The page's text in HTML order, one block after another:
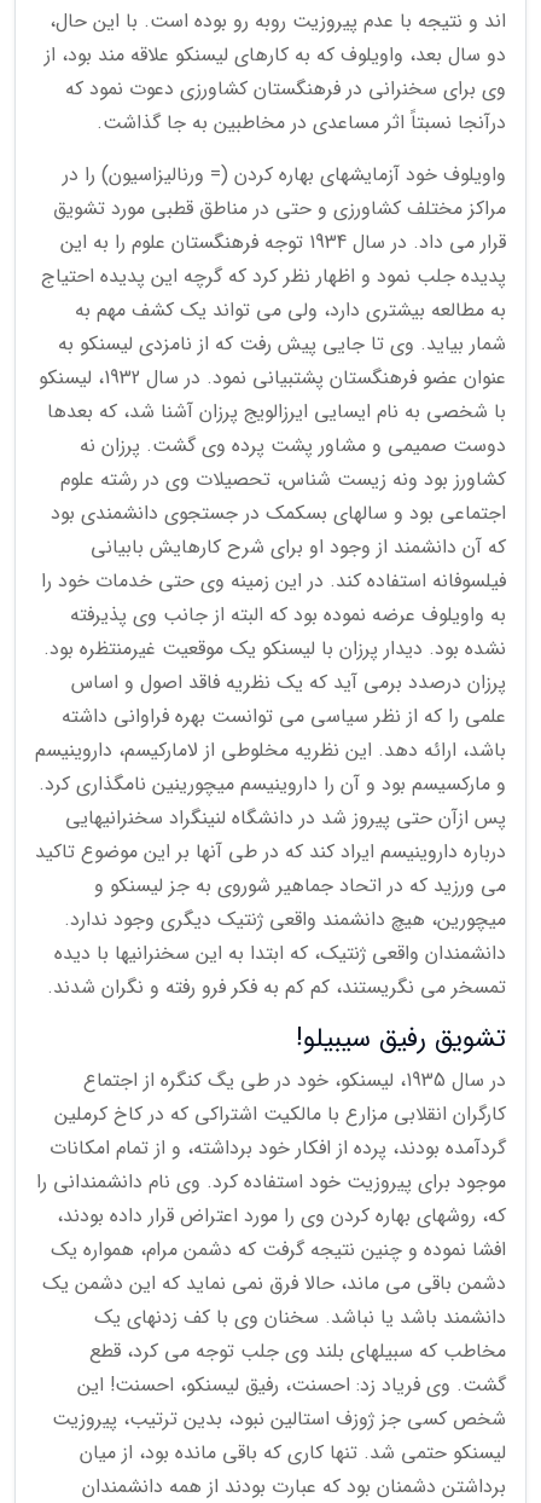
اند و نتیجه با عدم پیروزیت روبه رو بوده است. با این حال،
دو سال بعد، واویلوف که به کارهای لیسنکو علاقه مند بود، از
وی برای سخنرانی در فرهنگستان کشاورزی دعوت نمود که
درآنجا نسبتاً اثر مساعدی در مخاطبین به جا گذاشت.
واویلوف خود آزمایشهای بهاره کردن (= ورنالیزاسیون) را در
مراکز مختلف کشاورزی و حتی در مناطق قطبی مورد تشویق
قرار می داد. در سال 1934 توجه فرهنگستان علوم را به این
پدیده جلب نمود و اظهار نظر کرد که گرچه این پدیده احتیاج
به مطالعه بیشتری دارد، ولی می تواند یک کشف مهم به
شمار بیاید. وی تا جایی پیش رفت که از نامزدی لیسنکو به
عنوان عضو فرهنگستان پشتبیانی نمود. در سال 1932، لیسنکو
با شخصی به نام ایسایی ایرزالویج پرزان آشنا شد، که بعدها
دوست صمیمی و مشاور پشت پرده وی گشت. پرزان نه
کشاورز بود ونه زیست شناس، تحصیلات وی در رشته علوم
اجتماعی بود و سالهای بسکمک در جستجوی دانشمندی بود
که آن دانشمند از وجود او برای شرح کارهایش بابیانی
فیلسوفانه استفاده کند. در این زمینه وی حتی خدمات خود را
به واویلوف عرضه نموده بود که البته از جانب وی پذیرفته
نشده بود. دیدار پرزان با لیسنکو یک موقعیت غیرمنتظره بود.
پرزان درصدد برمی آید که یک نظریه فاقد اصول و اساس
علمی را که از نظر سیاسی می توانست بهره فراوانی داشته
باشد، ارائه دهد. این نظریه مخلوطی از لامارکیسم، داروینیسم
و مارکسیسم بود و آن را داروینیسم میچورینین نامگذاری کرد.
پس ازآن حتی پیروز شد در دانشگاه لنینگراد سخنرانیهایی
درباره داروینیسم ایراد کند که در طی آنها بر این موضوع تاکید
می ورزید که در اتحاد جماهیر شوروی به جز لیسنکو و
میچورین، هیچ دانشمند واقعی ژنتیک دیگری وجود ندارد.
دانشمندان واقعی ژنتیک، که ابتدا به این سخنرانیها با دیده
تمسخر می نگریستند، کم کم به فکر فرو رفته و نگران شدند.
تشویق رفیق سیبیلو!
در سال 1935، لیسنکو، خود در طی یگ کنگره از اجتماع
کارگران انقلابی مزارع با مالکیت اشتراکی که در کاخ کرملین
گردآمده بودند، پرده از افکار خود برداشته، و از تمام امکانات
موجود برای پیروزیت خود استفاده کرد. وی نام دانشمندانی را
که، روشهای بهاره کردن وی را مورد اعتراض قرار داده بودند،
افشا نموده و چنین نتیجه گرفت که دشمن مرام، همواره یک
دشمن باقی می ماند، حالا فرق نمی نماید که این دشمن یک
دانشمند باشد یا نباشد. سخنان وی با کف زدنهای یک
مخاطب که سبیلهای بلند وی جلب توجه می کرد، قطع
گشت. وی فریاد زد: احسنت، رفیق لیسنکو، احسنت! این
شخص کسی جز ژوزف استالین نبود، بدین ترتیب، پیروزیت
لیسنکو حتمی شد. تنها کاری که باقی مانده بود، از میان
برداشتن دشمنان بود که عبارت بودند از همه دانشمندان